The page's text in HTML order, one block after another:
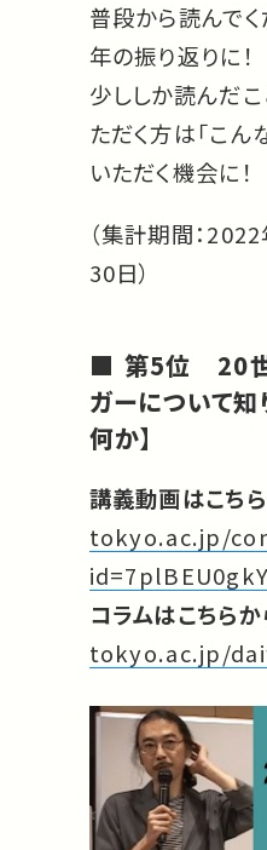
普段から読んで
年の振り返りに！
少ししか読んだ
ただく方は「こん
いただく機会に！
（集計期間：
30日）
第5位 20世
ガーについて知
何か】
講義動画はこちら
tokyo.ac.jp/
コラムはこちらか
tokyo.ac.jp/